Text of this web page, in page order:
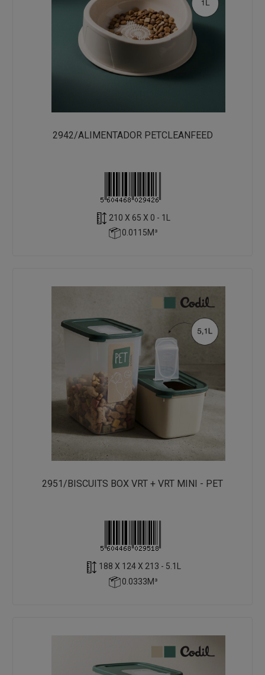
2942/ALIMENTADOR PETCLEANFEED
210 X 65 X 0 - 1L
0.0115M³
2951/BISCUITS BOX VRT + VRT MINI - PET
188 X 124 X 213 - 5.1L
0.0333M³